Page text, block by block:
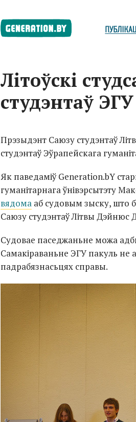
Літоўскі
студэнтаў ЭГУ
Прэзыдэнт Саюзу студэнтаў
студэнтаў Эўрапейскага
Як паведаміў Generation.bY
гуманітарнага ўнівэрсытэту
вядома аб судовым зыску, што
Саюзу студэнтаў Літвы Дэйнюс
Судовае паседжаньне можа
Самакіраваньне ЭГУ пакуль
падрабязнасьцях справы.